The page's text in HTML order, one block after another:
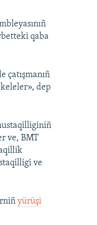
qaba
çatışmanıñ
keleler», dep
ve, BMT
ve
yürüşi